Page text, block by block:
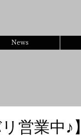
News
営業中♪】